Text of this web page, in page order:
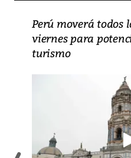
Perú moverá todos
viernes para
turismo